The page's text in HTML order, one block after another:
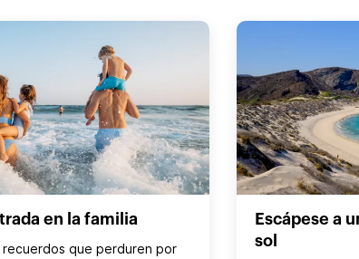
en la familia
recuerdos que perduren por
Escápese a
sol